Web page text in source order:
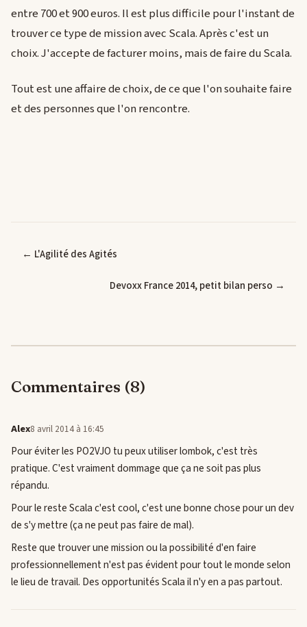
entre 700 et 900 euros. Il est plus difficile pour l'instant de
trouver ce type de mission avec Scala. Après c'est un
choix. J'accepte de facturer moins, mais de faire du Scala.
Tout est une affaire de choix, de ce que l'on souhaite faire
et des personnes que l'on rencontre.
← L'Agilité des Agités
Devoxx France 2014, petit bilan perso →
Commentaires (8)
Alex8 avril 2014 à 16:45
Pour éviter les PO2VJO tu peux utiliser lombok, c'est très
pratique. C'est vraiment dommage que ça ne soit pas plus
répandu.
Pour le reste Scala c'est cool, c'est une bonne chose pour un dev
de s'y mettre (ça ne peut pas faire de mal).
Reste que trouver une mission ou la possibilité d'en faire
professionnellement n'est pas évident pour tout le monde selon
le lieu de travail. Des opportunités Scala il n'y en a pas partout.